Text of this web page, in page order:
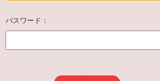
パスワード